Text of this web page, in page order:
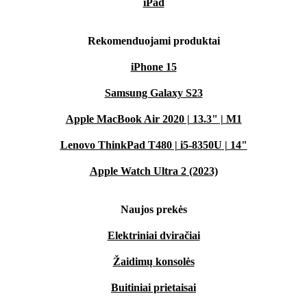
iPad
Rekomenduojami produktai
iPhone 15
Samsung Galaxy S23
Apple MacBook Air 2020 | 13.3" | M1
Lenovo ThinkPad T480 | i5-8350U | 14"
Apple Watch Ultra 2 (2023)
Naujos prekės
Elektriniai dviračiai
Žaidimų konsolės
Buitiniai prietaisai